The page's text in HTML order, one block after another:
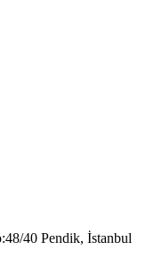
40 Pendik, İstanbul